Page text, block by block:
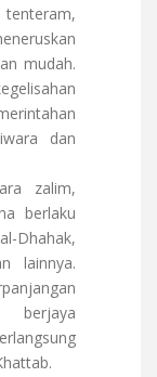
mudah.
dan
zalim,
berlaku
lainnya.